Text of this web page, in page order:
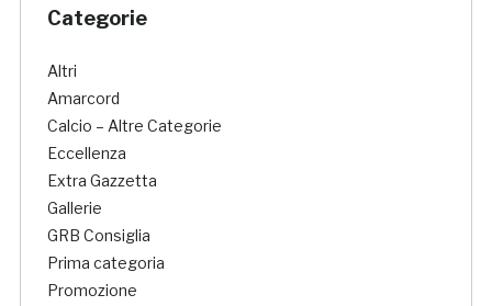
Categorie
Altri
Amarcord
Calcio – Altre Categorie
Eccellenza
Extra Gazzetta
Gallerie
GRB Consiglia
Prima categoria
Promozione